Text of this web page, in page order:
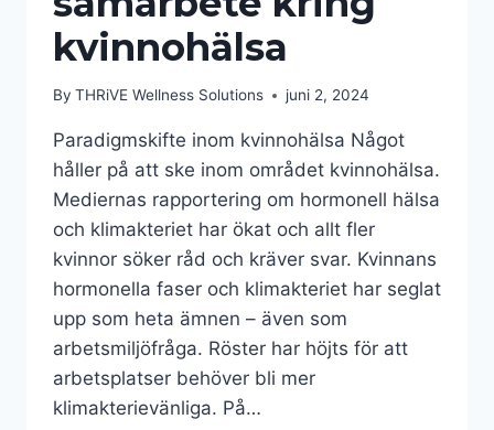
kvinnohälsa
By THRiVE Wellness Solutions juni 2, 2024
Paradigmskifte inom kvinnohälsa Något
håller på att ske inom området kvinnohälsa.
Mediernas rapportering om hormonell hälsa
och klimakteriet har ökat och allt fler
kvinnor söker råd och kräver svar. Kvinnans
hormonella faser och klimakteriet har seglat
upp som heta ämnen – även som
arbetsmiljöfråga. Röster har höjts för att
arbetsplatser behöver bli mer
klimakterievänliga. På…